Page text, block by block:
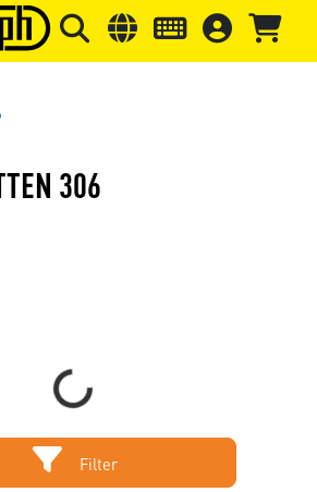
Springe zum Header Springe
306
Loading...
Filter